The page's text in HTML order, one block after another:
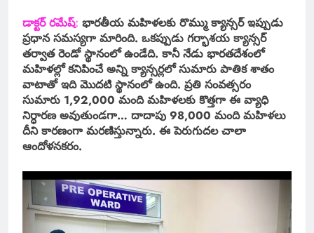
డాక్టర్ రమేష్: భారతీయ మహిళలకు రొమ్ము క్యాన్సర్ ఇప్పుడు
ప్రధాన సమస్యగా మారింది. ఒకప్పుడు గర్భాశయ క్యాన్సర్
తర్వాత రెండో స్థానంలో ఉండేది. కానీ నేడు భారతదేశంలో
మహిళల్లో కనిపించే అన్ని క్యాన్సర్లలో సుమారు పాతిక శాతం
వాటాతో ఇది మొదటి స్థానంలో ఉంది. ప్రతి సంవత్సరం
సుమారు 1,92,000 మంది మహిళలకు కొత్తగా ఈ వ్యాధి
నిర్ధారణ అవుతుండగా… దాదాపు 98,000 మంది మహిళలు
దీని కారణంగా మరణిస్తున్నారు. ఈ పెరుగుదల చాలా
ఆందోళనకరం.